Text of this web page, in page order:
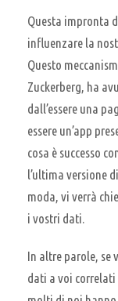
Questa impronta
influenzare la
Questo
Zuckerberg, ha
dall’essere una
essere un’app
cosa è successo
l’ultima versione
moda, vi verrà
i vostri dati.
In altre parole, se
dati a voi